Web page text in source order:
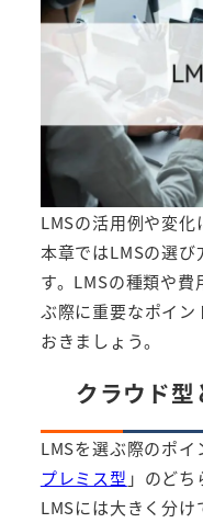
LMSの活用例や変化
本章ではLMSの選
す。LMSの種類や
ぶ際に重要なポイ
おきましょう。
クラウド型
LMSを選ぶ際のポ
プレミス型 」のどち
LMSには大きく分